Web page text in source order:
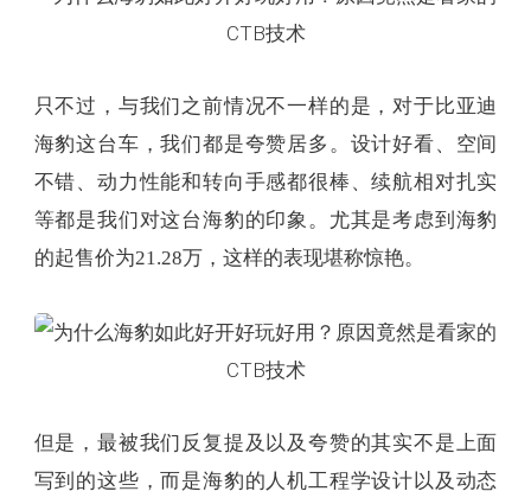
只不过，与我们之前情况不一样的是，对于比亚迪
海豹这台车，我们都是夸赞居多。设计好看、空间
不错、动力性能和转向手感都很棒、续航相对扎实
等都是我们对这台海豹的印象。尤其是考虑到海豹
的起售价为21.28万，这样的表现堪称惊艳。
但是，最被我们反复提及以及夸赞的其实不是上面
写到的这些，而是海豹的人机工程学设计以及动态